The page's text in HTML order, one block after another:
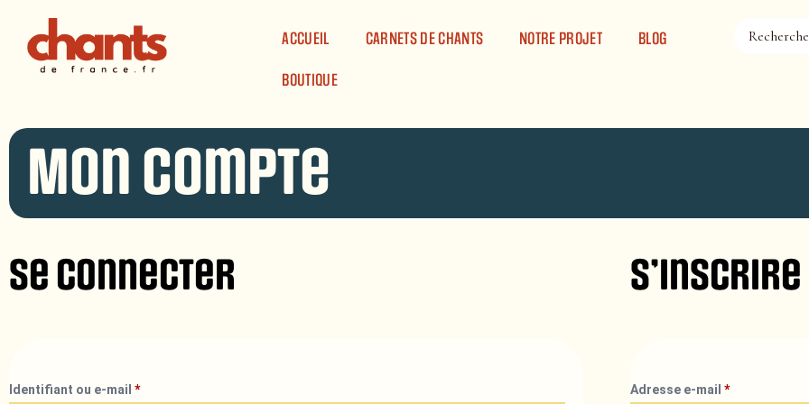
ACCUEIL
CARNETS DE CHANTS NOTRE PROJET BLOG
BOUTIQUE
Mon compte
Se connecter
Identifiant ou e-mail *
S’inscrire
Adresse e-mail*